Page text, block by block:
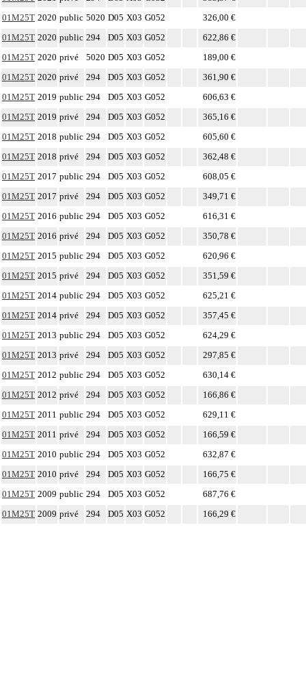
01M25T 2020 public 5020 D05 X03 G052
326,00 €
01M25T 2020 public 294 D05 X03 G052
622,86 €
01M25T 2020 privé 5020 D05 X03 G052
189,00 €
01M25T 2020 privé 294 D05 X03 G052
361,90 €
01M25T 2019 public 294 D05 X03 G052
606,63 €
01M25T 2019 privé 294 D05 X03 G052
365,16 €
01M25T 2018 public 294 D05 X03 G052
605,60 €
01M25T 2018 privé 294 D05 X03 G052
362,48 €
01M25T 2017 public 294 D05 X03 G052
608,05 €
01M25T 2017 privé 294 D05 X03 G052
349,71 €
01M25T 2016 public 294 D05 X03 G052
616,31 €
01M25T 2016 privé 294 D05 X03 G052
350,78 €
01M25T 2015 public 294 D05 X03 G052
620,96 €
01M25T 2015 privé 294 D05 X03 G052
351,59 €
01M25T 2014 public 294 D05 X03 G052
625,21 €
01M25T 2014 privé 294 D05 X03 G052
357,45 €
01M25T 2013 public 294 D05 X03 G052
624,29 €
01M25T 2013 privé 294 D05 X03 G052
297,85 €
01M25T 2012 public 294 D05 X03 G052
630,14 €
01M25T 2012 privé 294 D05 X03 G052
166,86 €
01M25T 2011 public 294 D05 X03 G052
629,11 €
01M25T 2011 privé 294 D05 X03 G052
166,59 €
01M25T 2010 public 294 D05 X03 G052
632,87 €
01M25T 2010 privé 294 D05 X03 G052
166,75 €
01M25T 2009 public 294 D05 X03 G052
687,76 €
01M25T 2009 privé 294 D05 X03 G052 166,29 €